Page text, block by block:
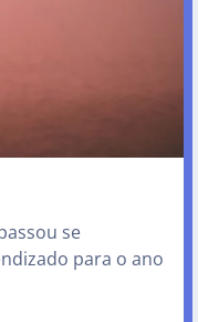
se
para o ano